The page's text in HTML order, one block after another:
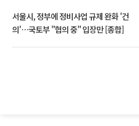
서울시, 정부에 정비사업 규제 완화 '건
의'⋯국토부 "협의 중" 입장만 [종합]